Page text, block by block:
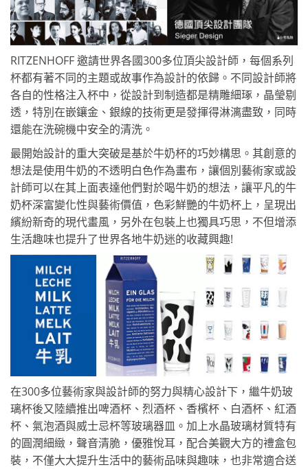
RITZENHOFF 邀請世界各國300多位頂尖設計師，每個系列
杯都有著不同的主題或故事作為設計的依歸。不同設計師將
各自的性格注入杯中，從設計到制造都是精雕細琢，晶瑩剔
透，特別在嵌鑲金、銀線的技術更是發揮得淋漓盡致，同時
還能在洗碗機中安全的清洗。
最開始設計的重大突破是基於牛奶杯的巧妙構思。其創意的
想法是使用牛奶的不透明白色作為畫布，讓個別藝術家或設
計師可以在其上面表達他們對於喝牛奶的想法，讓平凡的牛
奶杯深富變化性與藝術價值，色彩鮮艷的牛奶杯上，呈現出
繽紛新奇的現代畫風，另外在包裝上也獨具巧思，不但增添
生活趣味也提升了世界各地牛奶迷的收藏興趣!
在300多位藝術家與設計師的努力與精心設計下，繼牛奶玻
璃杯後又陸續推出啤酒杯、烈酒杯、香檳杯、白酒杯、紅酒
杯、氣泡酒與威士忌杯等玻璃器皿。加上水晶玻璃材質特有
的圓潤細緻，聲音清脆，優雅悅耳，配合美觀大方的禮盒包
裝，不僅大大提升生活中的藝術品味與趣味，也非常適合送